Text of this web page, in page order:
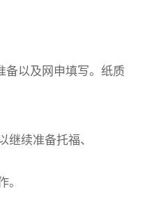
备以及网申填写。纸质
续准备托福、